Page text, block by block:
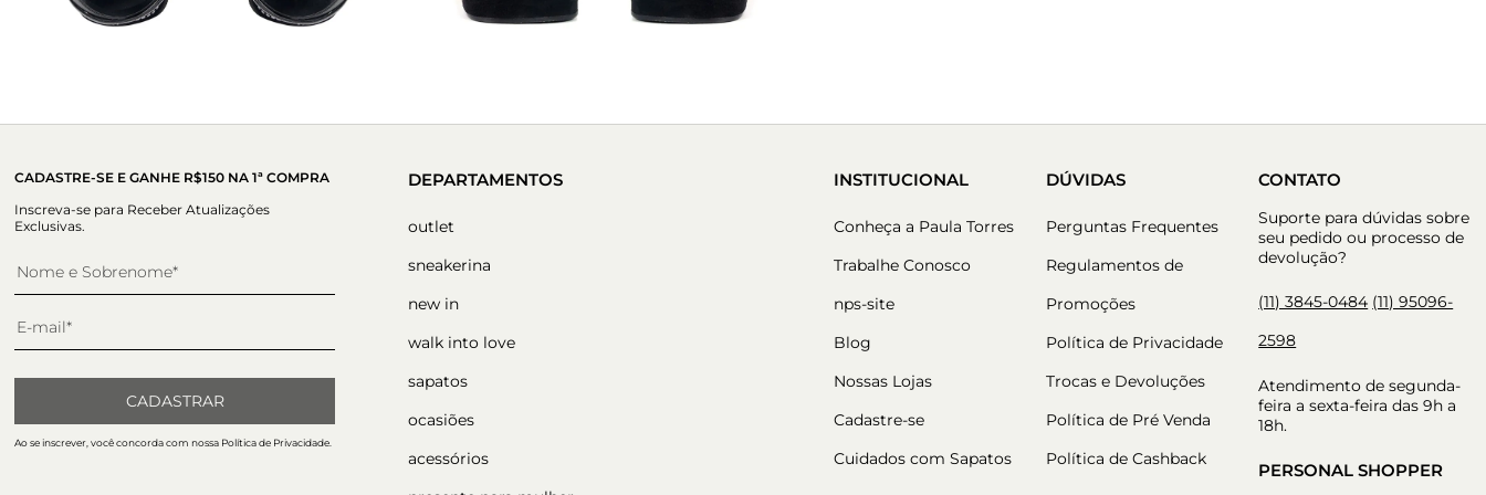
CADASTRE-SE E GANHE R$150 NA 1ª COMPRA
Inscreva-se para Receber Atualizações
Exclusivas.
CADASTRAR
Ao se inscrever, você concorda com nossa Política de Privacidade.
DEPARTAMENTOS
outlet
sneakerina
new in
walk into love
sapatos
ocasiões
acessórios
INSTITUCIONAL
Conheça a Paula Torres
Trabalhe Conosco
nps-site
Blog
Nossas Lojas
Cadastre-se
Cuidados com Sapatos
DÚVIDAS
Perguntas Frequentes
Regulamentos de
Promoções
Política de Privacidade
Trocas e Devoluções
Política de Pré Venda
Política de Cashback
CONTATO
Suporte para dúvidas sobre
seu pedido ou processo de
devolução?
(11) 3845-0484 (11) 95096-
2598
Atendimento de segunda-
feira a sexta-feira das 9h a
18h.
PERSONAL SHOPPER